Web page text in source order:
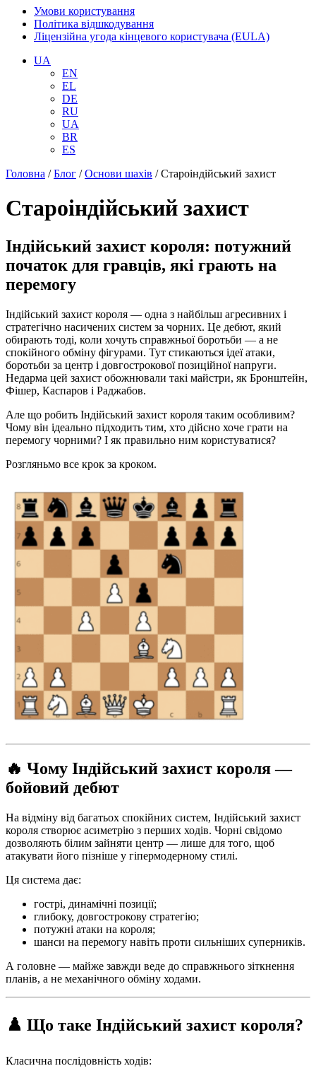
Умови користування
Політика відшкодування
Ліцензійна угода кінцевого користувача (EULA)
UA
EN
EL
DE
RU
UA
BR
ES
Головна /Блог /Основи шахів /Староіндійський захист
Староіндійський захист
Індійський захист короля: потужний
початок для гравців, які грають на
перемогу
Індійський захист короля — одна з найбільш агресивних і
стратегічно насичених систем за чорних. Це дебют, який
обирають тоді, коли хочуть справжньої боротьби — а не
спокійного обміну фігурами. Тут стикаються ідеї атаки,
боротьби за центр і довгострокової позиційної напруги.
Недарма цей захист обожнювали такі майстри, як Бронштейн,
Фішер, Каспаров і Раджабов.
Але що робить Індійський захист короля таким особливим?
Чому він ідеально підходить тим, хто дійсно хоче грати на
перемогу чорними? І як правильно ним користуватися?
Розгляньмо все крок за кроком.
🔥 Чому Індійський захист короля —
бойовий дебют
На відміну від багатьох спокійних систем, Індійський захист
короля створює асиметрію з перших ходів. Чорні свідомо
дозволяють білим зайняти центр — лише для того, щоб
атакувати його пізніше у гіпермодерному стилі.
Ця система дає:
гострі, динамічні позиції;
глибоку, довгострокову стратегію;
потужні атаки на короля;
шанси на перемогу навіть проти сильніших суперників.
А головне — майже завжди веде до справжнього зіткнення
планів, а не механічного обміну ходами.
♟️ Що таке Індійський захист короля?
Класична послідовність ходів: